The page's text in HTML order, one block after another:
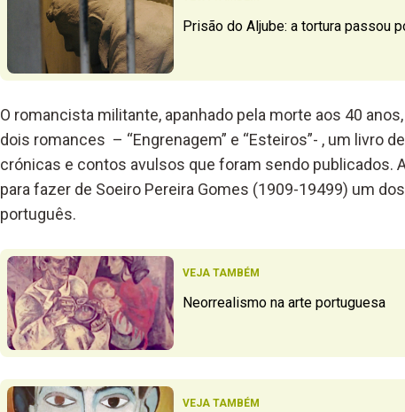
Prisão do Aljube: a tortura passou
O romancista militante, apanhado pela morte aos 40
dois romances – “Engrenagem” e “Esteiros”- , um livro
crónicas e contos avulsos que foram sendo publicados.
para fazer de Soeiro Pereira Gomes (1909-19499) um
português.
VEJA TAMBÉM
Neorrealismo na arte portuguesa
VEJA TAMBÉM